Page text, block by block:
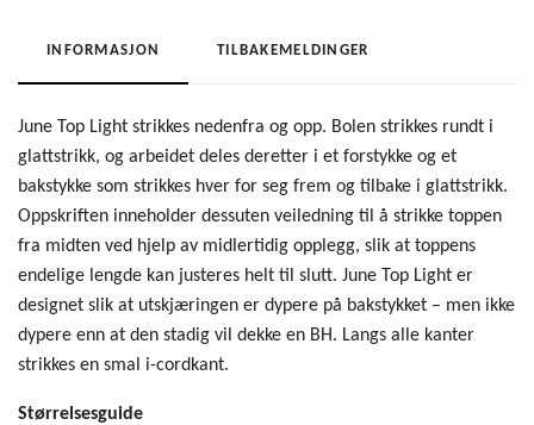
INFORMASJON TILBAKEMELDINGER
June Top Light strikkes nedenfra og opp. Bolen strikkes rundt i
glattstrikk, og arbeidet deles deretter i et forstykke og et
bakstykke som strikkes hver for seg frem og tilbake i glattstrikk.
Oppskriften inneholder dessuten veiledning til å strikke toppen
fra midten ved hjelp av midlertidig opplegg, slik at toppens
endelige lengde kan justeres helt til slutt. June Top Light er
designet slik at utskjæringen er dypere på bakstykket – men ikke
dypere enn at den stadig vil dekke en BH. Langs alle kanter
strikkes en smal i-cordkant.
Størrelsesguide